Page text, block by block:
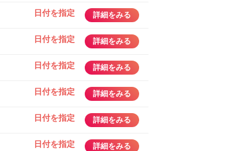
日付を指定 詳細をみる
日付を指定 詳細をみる
日付を指定 詳細をみる
日付を指定 詳細をみる
日付を指定 詳細をみる
日付を指定 詳細をみる